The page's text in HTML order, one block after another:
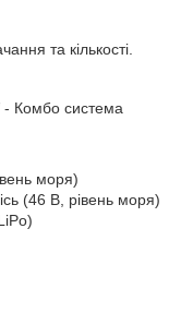
та кількості.
- Комбо система
моря)
(46 В, рівень моря)